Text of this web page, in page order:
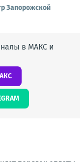
Запорожской
в МАКС и